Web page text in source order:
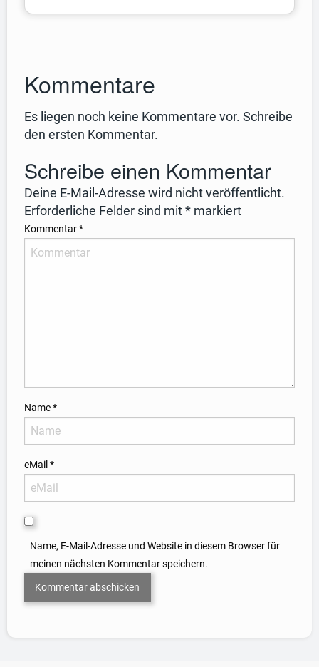
Kommentare
Es liegen noch keine Kommentare vor. Schreibe
den ersten Kommentar.
Schreibe einen Kommentar
Deine E-Mail-Adresse wird nicht veröffentlicht.
Erforderliche Felder sind mit * markiert
Kommentar*
Name*
eMail *
Name, E-Mail-Adresse und Website in diesem Browser für
meinen nächsten Kommentar speichern.